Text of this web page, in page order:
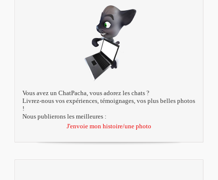
Vous avez un ChatPacha, vous adorez les chats ?
Livrez-nous vos expériences, témoignages, vos plus belles photos
!
Nous publierons les meilleures :
J'envoie mon histoire/une photo